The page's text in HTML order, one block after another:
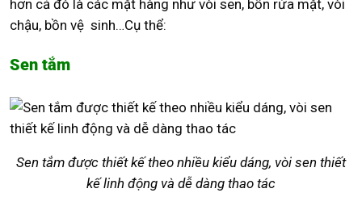
hơn cả đó là các mặt hàng như vòi sen, bồn rửa mặt, vòi
chậu, bồn vệ sinh…Cụ thể:
Sen tắm
Sen tắm được thiết kế theo nhiều kiểu dáng, vòi sen thiết
kế linh động và dễ dàng thao tác